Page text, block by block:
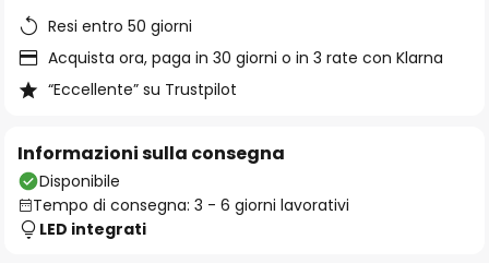
Resi entro 50 giorni
Acquista ora, paga in 30 giorni o in 3 rate con Klarna
“Eccellente” su Trustpilot
Informazioni sulla consegna
Disponibile
Tempo di consegna: 3 - 6 giorni lavorativi
LED integrati